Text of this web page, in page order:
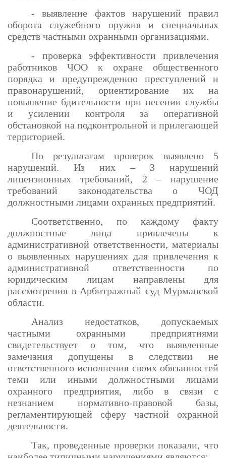
- выявление фактов нарушений правил
оборота служебного оружия и специальных
средств частными охранными организациями.
- проверка эффективности привлечения
работников ЧОО к охране общественного
порядка и предупреждению преступлений и
правонарушений, ориентирование их на
повышение бдительности при несении службы
и усилении контроля за оперативной
обстановкой на подконтрольной и прилегающей
территорией.
По результатам проверок выявлено 5
нарушений. Из них – 3 нарушений
лицензионных требований, 2 – нарушение
требований законодательства о ЧОД
должностными лицами охранных предприятий.
Соответственно, по каждому факту
должностные лица привлечены к
административной ответственности, материалы
о выявленных нарушениях для привлечения к
административной ответственности по
юридическим лицам направлены для
рассмотрения в Арбитражный суд Мурманской
области.
Анализ недостатков, допускаемых
частными охранными предприятиями
свидетельствует о том, что выявленные
замечания допущены в следствии не
ответственного исполнения своих обязанностей
теми или иными должностными лицами
охранного предприятия, либо в связи с
незнанием нормативно-правовой базы,
регламентирующей сферу частной охранной
деятельности.
Так, проведенные проверки показали, что